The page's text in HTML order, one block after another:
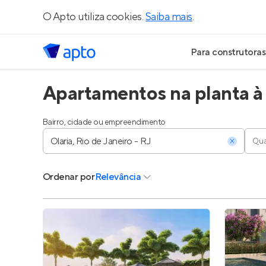
O Apto utiliza cookies.Saiba mais.
Para construtoras
Geração de
Geração de
Parcerias
Anunciar
Apartamentos na planta
Bairro, cidade ou empreendimento
Ordenar porRelevância